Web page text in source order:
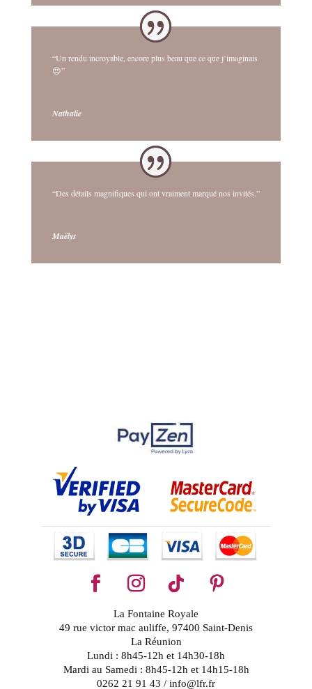
“Un rendu incroyable, encore plus beau que ce que j’imaginais
😍”
Nathalie
“Des détails magnifiques qui ont vraiment marqué nos invités.”
Maëlys
La Fontaine Royale
49 rue victor mac auliffe, 97400 Saint-Denis
La Réunion
Lundi : 8h45-12h et 14h30-18h
Mardi au Samedi : 8h45-12h et 14h15-18h
0262 21 91 43 / info@lfr.fr